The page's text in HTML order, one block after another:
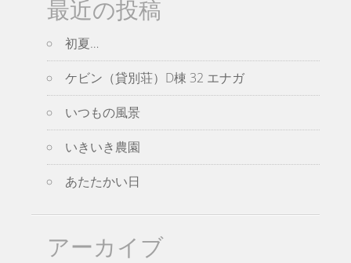
最近の投稿
初夏…
ケビン（貸別荘）D棟 32 エナガ
いつもの風景
いきいき農園
あたたかい日
アーカイブ